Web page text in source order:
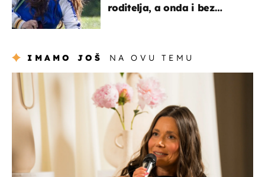
roditelja, a onda i bez
IMAMO JOŠ NA OVU TEMU
moda & ljepota